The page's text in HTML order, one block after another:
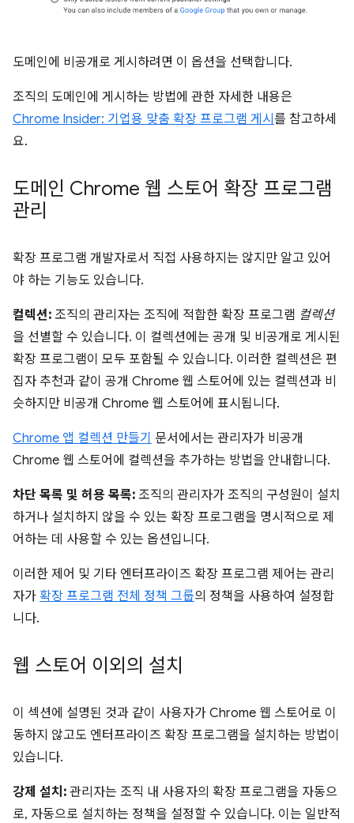
도메인에 비공개로 게시하려면 이 옵션을 선택합니다.
조직의 도메인에 게시하는 방법에 관한 자세한 내용은
Chrome Insider: 기업용 맞춤 확장 프로그램 게시 를 참고하세
요.
도메인 Chrome 웹 스토어 확장 프로그램
관리
확장 프로그램 개발자로서 직접 사용하지는 않지만 알고 있어
야 하는 기능도 있습니다.
컬렉션: 조직의 관리자는 조직에 적합한 확장 프로그램 컬렉션
을 선별할 수 있습니다. 이 컬렉션에는 공개 및 비공개로 게시된
확장 프로그램이 모두 포함될 수 있습니다. 이러한 컬렉션은 편
집자 추천과 같이 공개 Chrome 웹 스토어에 있는 컬렉션과 비
슷하지만 비공개 Chrome 웹 스토어에 표시됩니다.
Chrome 앱 컬렉션 만들기 문서에서는 관리자가 비공개
Chrome 웹 스토어에 컬렉션을 추가하는 방법을 안내합니다.
차단 목록 및 허용 목록: 조직의 관리자가 조직의 구성원이 설치
하거나 설치하지 않을 수 있는 확장 프로그램을 명시적으로 제
어하는 데 사용할 수 있는 옵션입니다.
이러한 제어 및 기타 엔터프라이즈 확장 프로그램 제어는 관리
자가 확장 프로그램 전체 정책 그룹의 정책을 사용하여 설정합
니다.
웹 스토어 이외의 설치
이 섹션에 설명된 것과 같이 사용자가 Chrome 웹 스토어로 이
동하지 않고도 엔터프라이즈 확장 프로그램을 설치하는 방법이
있습니다.
강제 설치: 관리자는 조직 내 사용자의 확장 프로그램을 자동으
로, 자동으로 설치하는 정책을 설정할 수 있습니다. 이는 일반적